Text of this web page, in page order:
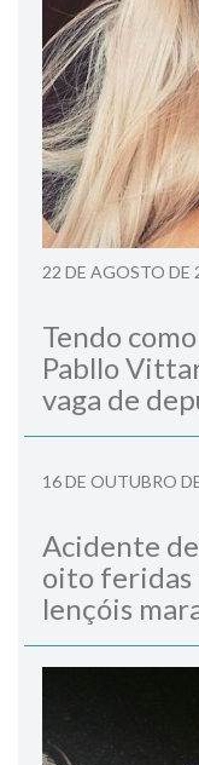
22 DE AGOSTO DE
Tendo
Pabllo
vaga de
16 DE OUTUBRO
Acidente
oito feridas
lençóis